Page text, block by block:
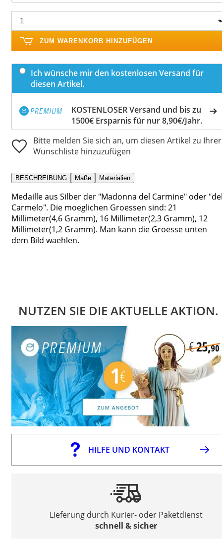
ZUM WARENKORB HINZUFÜGEN
Ich wünsche mir den kostenlosen Versand für
diesen Artikel.
KOSTENLOSER Versand und bis zu
1500€ Ersparnis für nur 8,90€/Jahr.
Bitte melden Sie sich an, um diesen Artikel zu Ihrer
Wunschliste hinzuzufügen
BESCHREIBUNG Maße Materialien
Medaille aus Silber der "Madonna del Carmine" oder
Carmelo". Die moeglichen Groessen sind: 21
Millimeter(4,6 Gramm), 16 Millimeter(2,3 Gramm), 12
Millimeter(1,2 Gramm). Man kann die Groesse unten
dem Bild waehlen.
NUTZEN SIE DIE AKTUELLE AKTION.
HILFE UND KONTAKT
Lieferung durch Kurier- oder Paketdienst
schnell & sicher